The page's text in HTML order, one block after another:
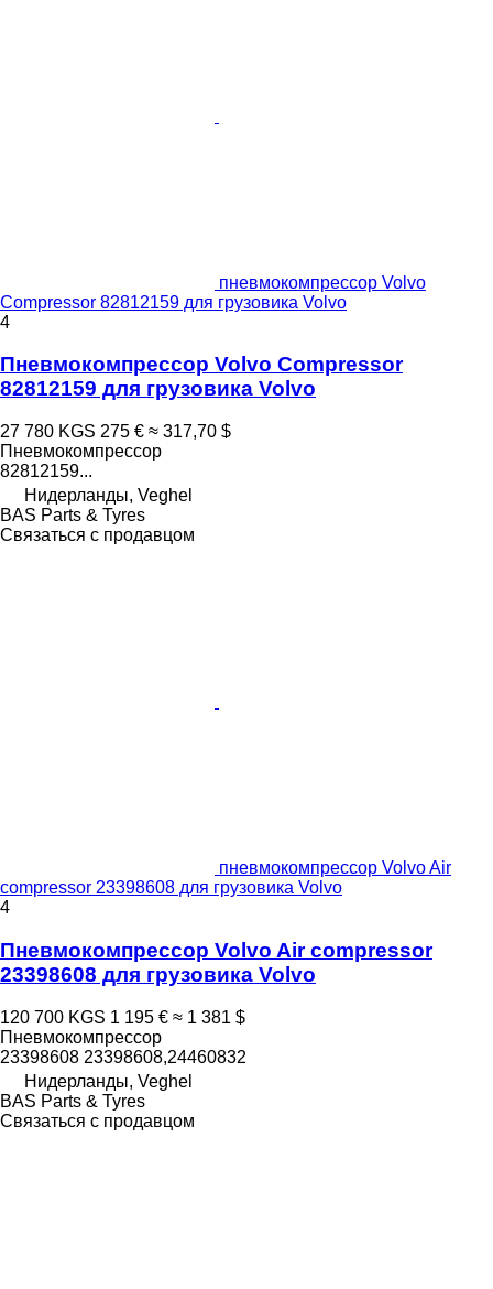
пневмокомпрессор Volvo
Compressor 82812159 для грузовика Volvo
4
Пневмокомпрессор Volvo Compressor
82812159 для грузовика Volvo
27 780 KGS 275 € ≈ 317,70 $
Пневмокомпрессор
82812159...
Нидерланды, Veghel
BAS Parts & Tyres
Связаться с продавцом
пневмокомпрессор Volvo Air
compressor 23398608 для грузовика Volvo
4
Пневмокомпрессор Volvo Air compressor
23398608 для грузовика Volvo
120 700 KGS 1 195 € ≈ 1 381 $
Пневмокомпрессор
23398608 23398608,24460832
Нидерланды, Veghel
BAS Parts & Tyres
Связаться с продавцом